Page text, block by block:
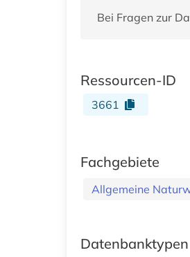
Bei Fragen zur
Ressourcen-ID
3661
Fachgebiete
Allgemeine
Datenbanktypen